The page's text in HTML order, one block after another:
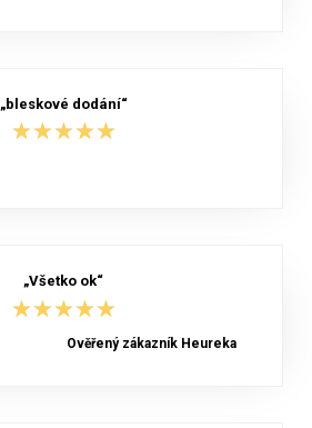
„bleskové dodání“
★★★★★
★★★★★
„Všetko ok“
★★★★★
★★★★★
Ověřený zákazník Heureka